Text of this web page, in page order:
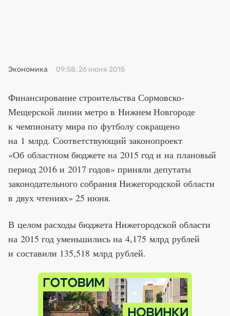
Экономика 09:58, 26 июня 2015
Финансирование строительства Сормовско-
Мещерской линии метро в Нижнем Новгороде
к чемпионату мира по футболу сокращено
на 1 млрд. Соответствующий законопроект
«Об областном бюджете на 2015 год и на плановый
период 2016 и 2017 годов» приняли депутаты
законодательного собрания Нижегородской области
в двух чтениях» 25 июня.
В целом расходы бюджета Нижегородской области
на 2015 год уменьшились на 4,175 млрд рублей
и составили 135,518 млрд рублей.